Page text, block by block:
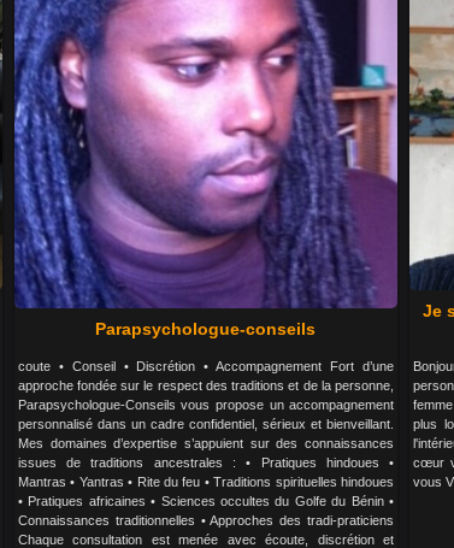
Parapsychologue-conseils
coute • Conseil • Discrétion • Accompagnement Fort d’une
approche fondée sur le respect des traditions et de la personne,
Parapsychologue-Conseils vous propose un accompagnement
personnalisé dans un cadre confidentiel, sérieux et bienveillant.
Mes domaines d’expertise s’appuient sur des connaissances
issues de traditions ancestrales : • Pratiques hindoues •
Mantras • Yantras • Rite du feu • Traditions spirituelles hindoues
• Pratiques africaines • Sciences occultes du Golfe du Bénin •
Connaissances traditionnelles • Approches des tradi-praticiens
Chaque consultation est menée avec écoute, discrétion et
Je
plus
cœur
vous